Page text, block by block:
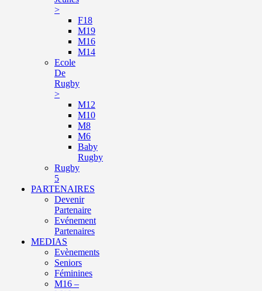
>
F18
M19
M16
M14
Ecole
De
Rugby
>
M12
M10
M8
M6
Baby
Rugby
Rugby
5
PARTENAIRES
Devenir
Partenaire
Evénement
Partenaires
MEDIAS
Evènements
Seniors
Féminines
M16 –